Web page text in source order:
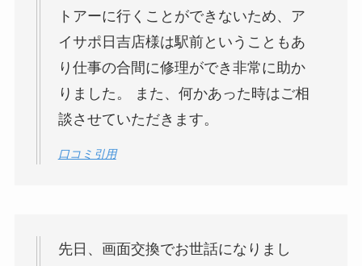
トアーに行くことができないため、ア
イサポ日吉店様は駅前ということもあ
り仕事の合間に修理ができ非常に助か
りました。 また、何かあった時はご相
談させていただきます。
口コミ引用
先日、画面交換でお世話になりまし